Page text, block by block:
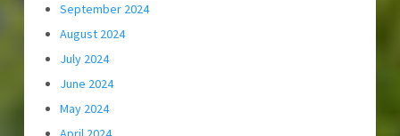
September 2024
August 2024
July 2024
June 2024
May 2024